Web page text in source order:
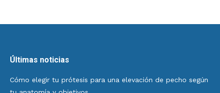
Últimas noticias
Cómo elegir tu prótesis para una elevación de pecho según